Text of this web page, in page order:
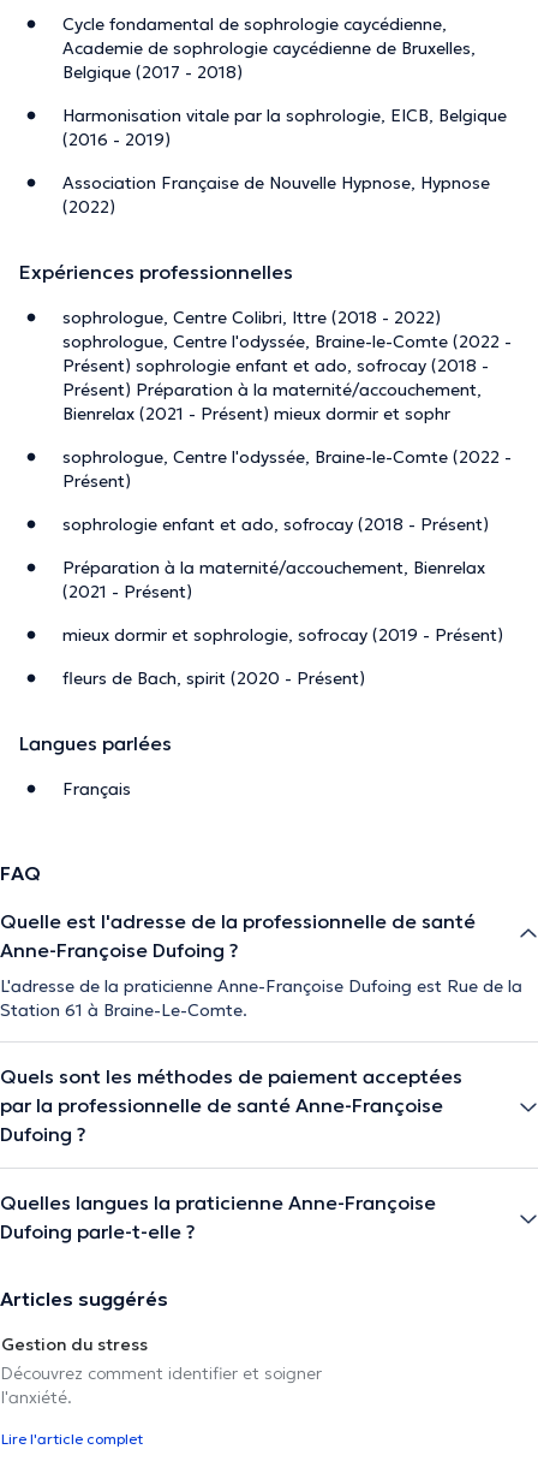
Cycle fondamental de sophrologie caycédienne,
Academie de sophrologie caycédienne de Bruxelles,
Belgique (2017 - 2018)
Harmonisation vitale par la sophrologie, EICB, Belgique
(2016 - 2019)
Association Française de Nouvelle Hypnose, Hypnose
(2022)
Expériences professionnelles
sophrologue, Centre Colibri, Ittre (2018 - 2022)
sophrologue, Centre l'odyssée, Braine-le-Comte (2022 -
Présent) sophrologie enfant et ado, sofrocay (2018 -
Présent) Préparation à la maternité/accouchement,
Bienrelax (2021 - Présent) mieux dormir et sophr
sophrologue, Centre l'odyssée, Braine-le-Comte (2022 -
Présent)
sophrologie enfant et ado, sofrocay (2018 - Présent)
Préparation à la maternité/accouchement, Bienrelax
(2021 - Présent)
mieux dormir et sophrologie, sofrocay (2019 - Présent)
fleurs de Bach, spirit (2020 - Présent)
Langues parlées
Français
FAQ
Quelle est l'adresse de la professionnelle de santé
Anne-Françoise Dufoing ?
L'adresse de la praticienne Anne-Françoise Dufoing est Rue de la
Station 61 à Braine-Le-Comte.
Quels sont les méthodes de paiement acceptées
par la professionnelle de santé Anne-Françoise
Dufoing ?
Quelles langues la praticienne Anne-Françoise
Dufoing parle-t-elle ?
Articles suggérés
Gestion du stress
Découvrez comment identifier et soigner
l'anxiété.
Lire l'article complet